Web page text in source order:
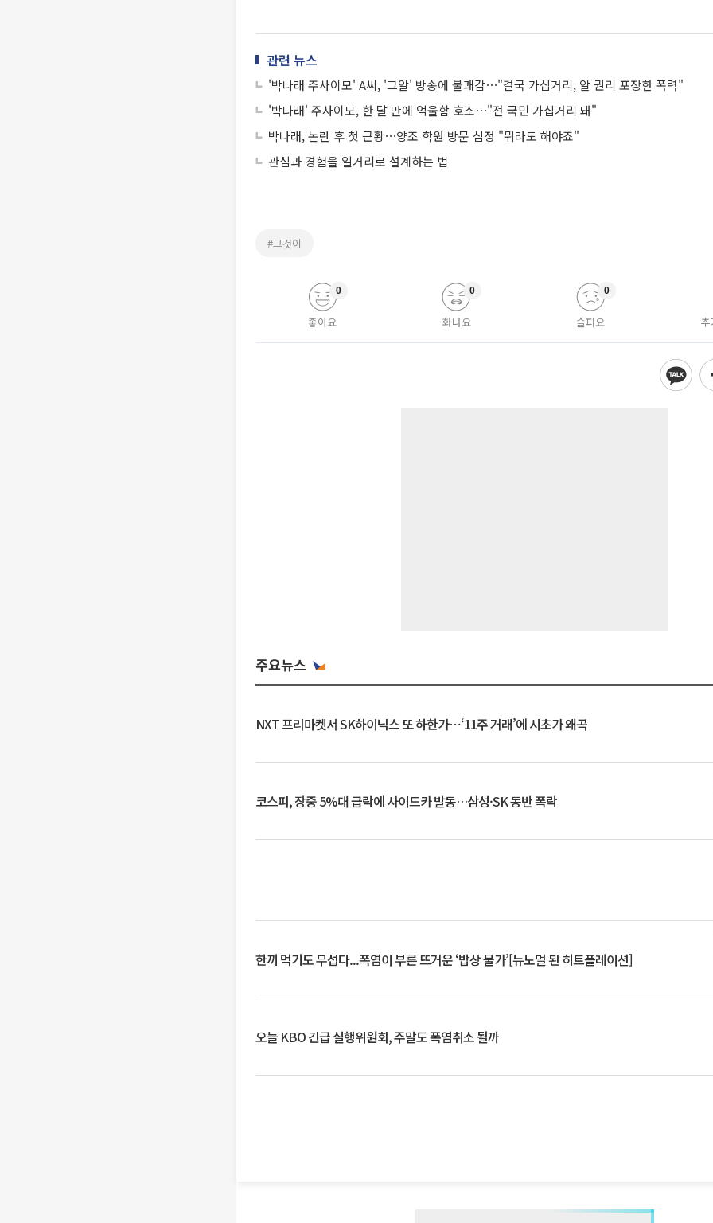
관련 뉴스
'박나래 주사이모' A씨, '그알' 방송에 불쾌감⋯"결국 가십거리, 알 권리 포장한 폭력"
'박나래' 주사이모, 한 달 만에 억울함 호소⋯"전 국민 가십거리 돼"
박나래, 논란 후 첫 근황⋯양조 학원 방문 심정 "뭐라도 해야죠"
관심과 경험을 일거리로 설계하는 법
#그것이
좋아요
0
화나요
0
슬퍼요
0
주요뉴스
NXT 프리마켓서 SK하이닉스 또 하한가⋯‘11주 거래’에 시초가 왜곡
코스피, 장중 5%대 급락에 사이드카 발동…삼성·SK 동반 폭락
한끼 먹기도 무섭다...폭염이 부른 뜨거운 ‘밥상 물가’[뉴노멀 된 히트플레이션]
오늘 KBO 긴급 실행위원회, 주말도 폭염취소 될까